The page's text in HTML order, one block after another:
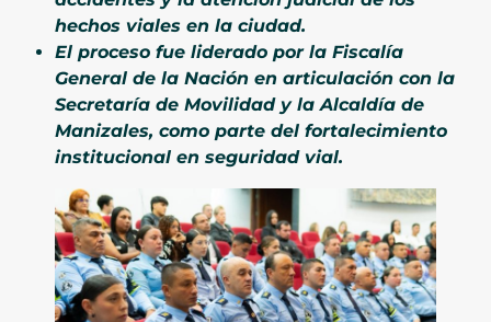
hechos viales en la ciudad.
El proceso fue liderado por la Fiscalía
General de la Nación en articulación con la
Secretaría de Movilidad y la Alcaldía de
Manizales, como parte del fortalecimiento
institucional en seguridad vial.